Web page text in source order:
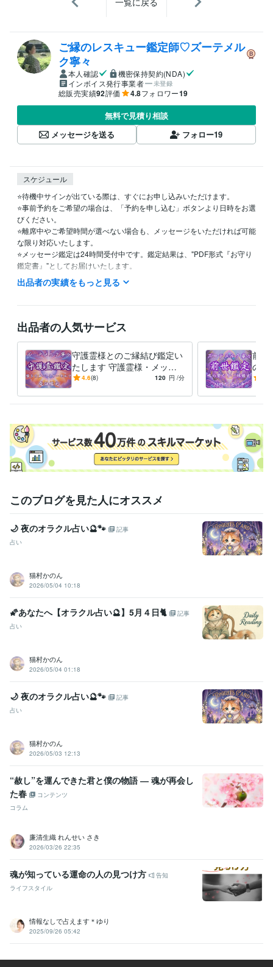
ご縁のレスキュー鑑定師♡ズーテメル
ク寧々
本人確認
機密保持契約(NDA)
インボイス発行事業者
未登録
総販売実績92評価 4.8フォロワー19
無料で見積り相談
メッセージを送る
フォロー19
スケジュール
⭐️待機中サインが出ている際は、すぐにお申し込みいただけます。
⭐️事前予約をご希望の場合は、「予約を申し込む」ボタンより日時をお選
びください。
⭐️離席中やご希望時間が選べない場合も、メッセージをいただければ可能
な限り対応いたします。
⭐️メッセージ鑑定は24時間受付中です。鑑定結果は、"PDF形式『お守り
鑑定書』"としてお届けいたします。
質問や気になることがありましたら、お気軽にご連絡・メッセージをお
医療・介護 / 看護師 経験年数 : 5年
ライフスタイル・その他 / 講師・インストラクター 経験年数 : 5年
資格・検定
看護師 取得年 : 2015年
得意分野
を活かした深い癒やしと傾聴
執着を解き自由になる大人の恋愛鑑定
自己肯定感を高める魂のリーディング お守り鑑定書（PDF）の作
成・お届け
HSP・繊細な方のための人生・適職相談
潜在意識の書き
換えとエネルギー調整
語学力
英語 ネイティブレベル
出品者の実績をもっと見る
出品者の人気サービス
守護霊様とのご縁結び鑑定い
たします 守護霊様・メッセ
ージ・開運・人生・迷い・悩
4.6(8) 120 円 /分
前世
の意
《お
マ・
このブログを見た人にオススメ
🌙 夜のオラクル占い🔮🐾
記事
占い
猫村かのん
2026/05/04 10:18
🌠あなたへ【オラクル占い🔮】5月４日🐈
記事
占い
猫村かのん
2026/05/04 01:18
🌙 夜のオラクル占い🔮🐾
記事
占い
猫村かのん
2026/05/03 12:13
“赦し”を運んできた君と僕の物語 ― 魂が再会し
た春
コンテンツ
コラム
廉清生織 れんせい さき
2026/03/26 22:35
魂が知っている運命の人の見つけ方
告知
ライフスタイル
情報なしで占えます＊ゆり
2025/09/26 05:42